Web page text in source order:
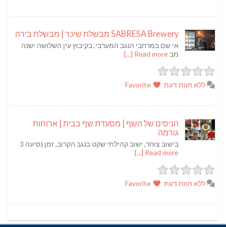
SABRESA Brewery מבשלת שיכר | מבשלת בירה
אי שם במרחבי הנגב המערבי, בקיבוץ עין השלושה ישנה
מבRead more [...]
ללא חוות דעת
הניסים של השף | מסעדת שף בבית | ארוחות
גורמה
בישוב צוחר, ישוב קהילתי שקט בנגב הקרוב, זמן נסיעה 3
Read more [...]
ללא חוות דעת